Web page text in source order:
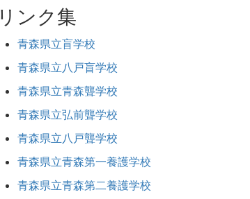
リンク集
青森県立盲学校
青森県立八戸盲学校
青森県立青森聾学校
青森県立弘前聾学校
青森県立八戸聾学校
青森県立青森第一養護学校
青森県立青森第二養護学校